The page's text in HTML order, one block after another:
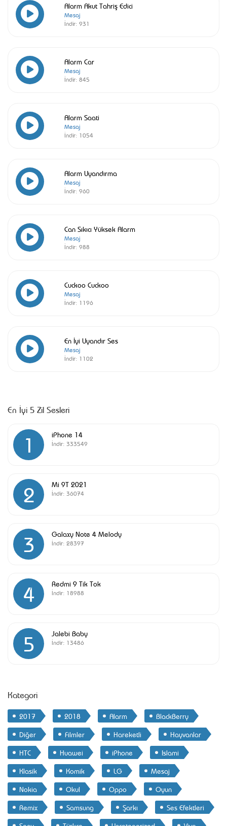
Alarm Akut Tahriş Edici
Mesaj
İndir: 931
Alarm Car
Mesaj
İndir: 845
Alarm Saati
Mesaj
İndir: 1054
Alarm Uyandırma
Mesaj
İndir: 960
Can Sıkıcı Yüksek Alarm
Mesaj
İndir: 988
Cuckoo Cuckoo
Mesaj
İndir: 1196
En İyi Uyandır Ses
Mesaj
İndir: 1102
En İyi 5 Zil Sesleri
1 iPhone 14
İndir: 333549
2 Mi 9T 2021
İndir: 36074
3 Galaxy Note 4 Melody
İndir: 28397
4 Redmi 9 Tik Tok
İndir: 18988
5 Jalebi Baby
İndir: 13486
Kategori
2017 2018 Alarm
BlackBerry
Diğer
Filmler Hareketli
Hayvanlar
HTC
Huawei iPhone
Islami
Klasik
Komik LG
Mesaj
Nokia
Okul Oppo
Oyun
Remix
Samsung Şarkı
Ses Efektleri